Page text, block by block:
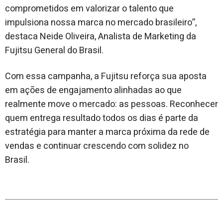
comprometidos em valorizar o talento que
impulsiona nossa marca no mercado brasileiro”,
destaca Neide Oliveira, Analista de Marketing da
Fujitsu General do Brasil.
Com essa campanha, a Fujitsu reforça sua aposta
em ações de engajamento alinhadas ao que
realmente move o mercado: as pessoas. Reconhecer
quem entrega resultado todos os dias é parte da
estratégia para manter a marca próxima da rede de
vendas e continuar crescendo com solidez no
Brasil.